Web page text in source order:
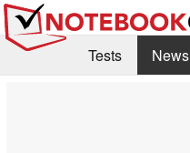
Tests News